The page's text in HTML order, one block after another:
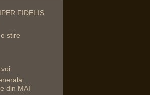
FIDELIS
stire
din MAI